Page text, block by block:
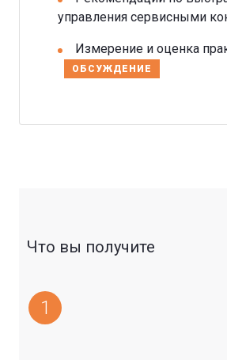
управления сервисными
Измерение и оценка
ОБСУЖДЕНИЕ
Что вы получите
1